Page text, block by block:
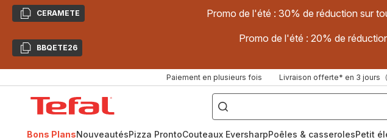
CopierCERAMETE Promo de l'été : 30% de réduction sur
CopierBBQETE26
Promo de l'été : 20% de
Paiement en plusieurs fois Livraison offerte* en 3 jours
["Poêles
inox,
Cake
Factory,
Bons PlansNouveautésPizza ProntoCouteaux EversharpPoêles & casserolesPetit